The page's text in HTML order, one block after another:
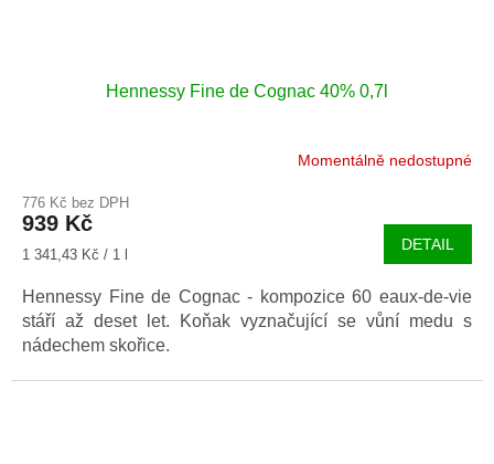
Hennessy Fine de Cognac 40% 0,7l
produktu
je
5,0
5
hvězdiček.
Momentálně nedostupné
776 Kč bez DPH
939 Kč
Měrná
1 341,43 Kč / 1 l
DETAIL
Hennessy Fine de Cognac - kompozice 60 eaux-de-vie
stáří až deset let. Koňak vyznačující se vůní medu s
nádechem skořice.